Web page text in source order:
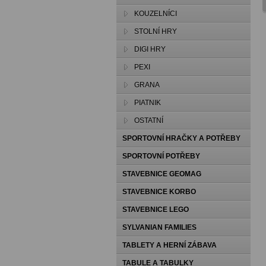
KOUZELNÍCI
STOLNÍ HRY
DIGI HRY
PEXI
GRANA
PIATNIK
OSTATNÍ
SPORTOVNÍ HRAČKY A POTŘEBY
SPORTOVNÍ POTŘEBY
STAVEBNICE GEOMAG
STAVEBNICE KORBO
STAVEBNICE LEGO
SYLVANIAN FAMILIES
TABLETY A HERNÍ ZÁBAVA
TABULE A TABULKY